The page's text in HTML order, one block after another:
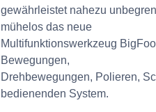
gewährleistet nahezu
mühelos das neue
Multifunktionswerkzeug
Bewegungen,
Drehbewegungen, Polieren,
bedienenden System.